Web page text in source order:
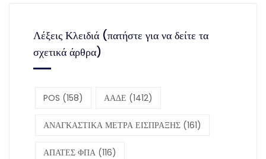
Λέξεις Κλειδιά (πατήστε για να δείτε τα
σχετικά άρθρα)
POS (158) ΑΑΔΕ (1412)
ΑΝΑΓΚΑΣΤΙΚΑ ΜΕΤΡΑ ΕΙΣΠΡΑΞΗΣ (161)
ΑΠΑΤΕΣ ΦΠΑ (116)